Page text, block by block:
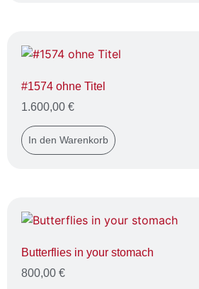
#1574 ohne Titel
1.600,00 €
In den Warenkorb
Butterflies in your stomach
800,00 €